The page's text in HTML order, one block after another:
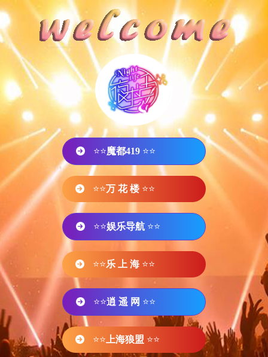
⭐⭐魔都419 ⭐⭐
⭐⭐万 花 楼 ⭐⭐
⭐⭐娱乐导航 ⭐⭐
⭐⭐乐 上 海 ⭐⭐
⭐⭐逍 遥 网 ⭐⭐
⭐⭐ 上海狼盟 ⭐⭐